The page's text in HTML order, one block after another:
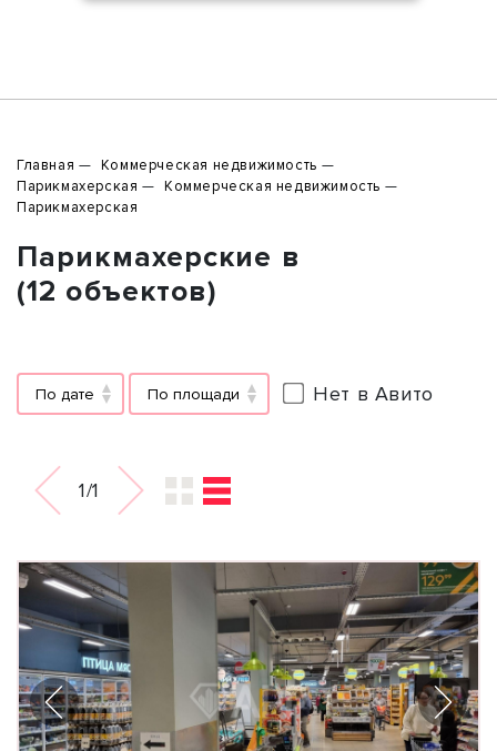
Главная
Коммерческая недвижимость
Парикмахерская
Коммерческая недвижимость
Парикмахерская
Парикмахерские в
(12 объектов)
По дате По площади Нет в Авито
1/1